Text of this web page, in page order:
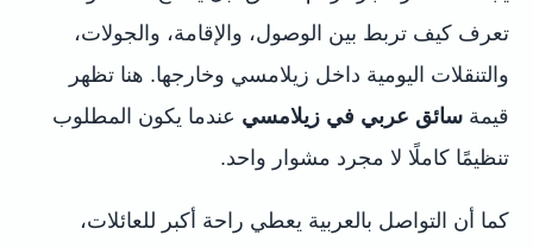
تعرف كيف تربط بين الوصول، والإقامة، والجولات،
والتنقلات اليومية داخل زيلامسي وخارجها. هنا تظهر
قيمة سائق عربي في زيلامسي عندما يكون المطلوب
تنظيمًا كاملًا لا مجرد مشوار واحد.
كما أن التواصل بالعربية يعطي راحة أكبر للعائلات،